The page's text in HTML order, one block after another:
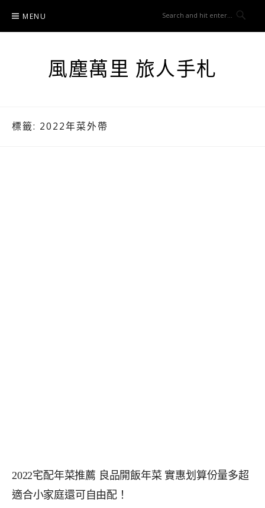
content
MENU
風塵萬里 旅人手札
標籤: 2022年菜外帶
2022宅配年菜推薦 良品開飯年菜 實惠划算份量多超
適合小家庭還可自由配！